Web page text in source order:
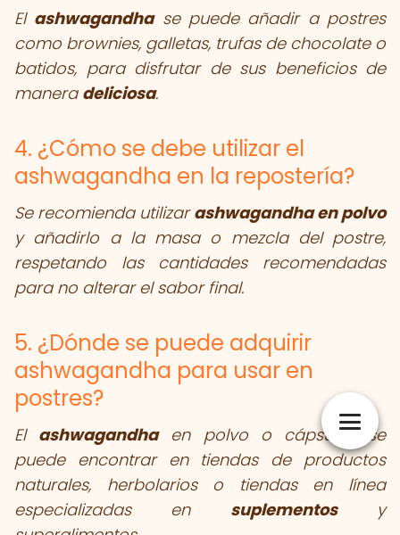
El ashwagandhase puede añadir a postres
como brownies, galletas, trufas de chocolate o
batidos, para disfrutar de sus beneficios de
manera deliciosa.
4. ¿Cómo se debe utilizar el
ashwagandha en la repostería?
Se recomienda utilizarashwagandha en polvo
y añadirlo a la masa o mezcla del postre,
respetando las cantidades recomendadas
para no alterar el sabor final.
5. ¿Dónde se puede adquirir
ashwagandha para usar en
postres?
El ashwagandhaen polvo o cápsulas se
puede encontrar en tiendas de productos
naturales, herbolarios o tiendas en línea
especializadas en suplementosy